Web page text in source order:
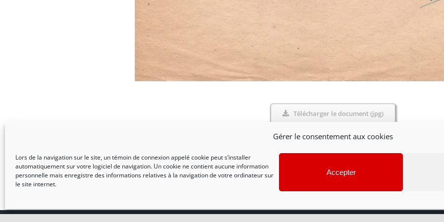
Gérer le consentement aux cookies
Lors de la navigation sur le site, un témoin de connexion appelé cookie peut s’installer
automatiquement sur votre logiciel de navigation. Un cookie ne contient aucune information
personnelle mais enregistre des informations relatives à la navigation de votre ordinateur sur
le site internet.
Accepter
Télécharger le document (jpg)